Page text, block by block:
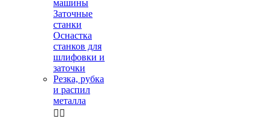
машины
Заточные
станки
Оснастка
станков для
шлифовки и
заточки
Резка, рубка
и распил
металла
 